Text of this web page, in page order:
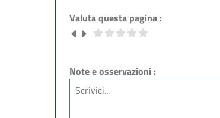
Valuta questa pagina :
Note e osservazioni :